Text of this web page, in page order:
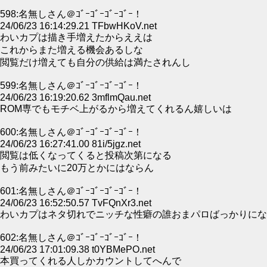
598:名無しさん＠ｺﾞｰｺﾞｰｺﾞｰｺﾞｰ！
24/06/23 16:14:29.21 TFbwHKoV.net
わいカプは描き手増えたからええは
これからまた増える機会あるしな
閲覧だけ増えても自分の供給は満たされんし
599:名無しさん＠ｺﾞｰｺﾞｰｺﾞｰｺﾞｰ！
24/06/23 16:19:20.62 3mflmQau.net
ROM専でもモチベ上がるから増えてくれるん嬉しいは
600:名無しさん＠ｺﾞｰｺﾞｰｺﾞｰｺﾞｰ！
24/06/23 16:27:41.00 81i/5jgz.net
閲覧は低くなってくると投稿次第になる
もう前みたいに20万とかにはならん
601:名無しさん＠ｺﾞｰｺﾞｰｺﾞｰｺﾞｰ！
24/06/23 16:52:50.57 TvFQnXr3.net
わいカプはネタ切れでニッチな性癖の誰おまパロばっかりに
602:名無しさん＠ｺﾞｰｺﾞｰｺﾞｰｺﾞｰ！
24/06/23 17:01:09.38 t0YBMePO.net
本買ってくれる人しかカウントしてへんで